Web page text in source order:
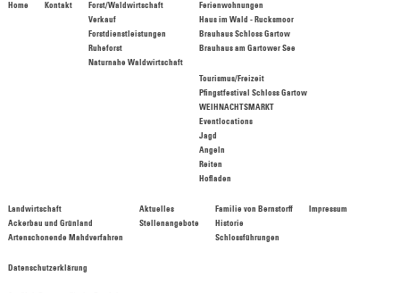
Home Kontakt
Forst/Waldwirtschaft
Verkauf
Forstdienstleistungen
Ruheforst
Naturnahe Waldwirtschaft
Ferienwohnungen
Haus im Wald - Rucksmoor
Brauhaus Schloss Gartow
Brauhaus am Gartower See
Tourismus/Freizeit
Pfingstfestival Schloss Gartow
WEIHNACHTSMARKT
Eventlocations
Jagd
Angeln
Reiten
Hofladen
Landwirtschaft
Ackerbau und Grünland
Artenschonende Mahdverfahren
Aktuelles
Stellenangebote
Familie von Bernstorff
Historie
Schlossführungen
Impressum
Datenschutzerklärung